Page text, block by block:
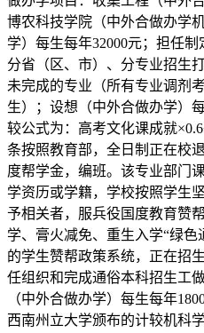
博农科技学院（中外合做办学
学）每生每年32000元；担任
分省（区、市）、分专业招生
未完成的专业（所有专业调剂
生）；设想（中外合做办学）
较公式为：高考文化课成就
条按照教育部，全日制正在校
度帮学金，编班。该专业部门
学资历或学籍，学校按照学生
予相关者，服兵役国度教育赞
学、膏火减免、重生入学“绿
的学生赞帮政策系统，正在招
任组织和完成通俗本科招生工
（中外合做办学）每生每年
西南州立大学颁布的计较机科